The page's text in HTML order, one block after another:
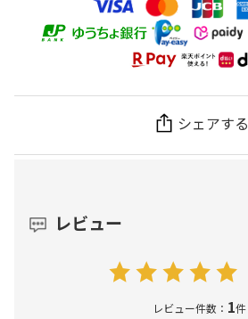
シェアする
レビュー
レビュー件数： 1件